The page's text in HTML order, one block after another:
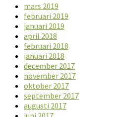
mars 2019
februari 2019
januari 2019
april 2018
februari 2018
januari 2018
december 2017
november 2017
oktober 2017
september 2017
augusti 2017